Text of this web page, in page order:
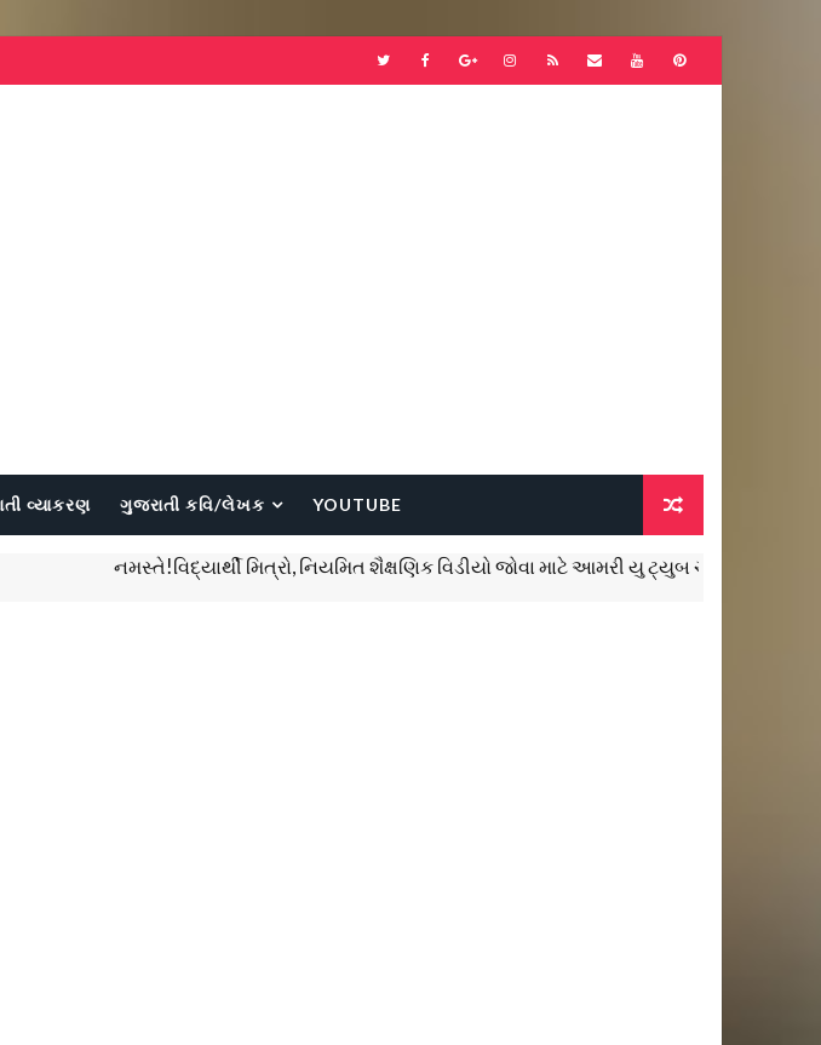
વ્યાકરણ ગુજરાતી કવિ/લેખક YOUTUBE
નમસ્તે!વિદ્યાર્થી મિત્રો, નિયમિત શૈક્ષણિક વિડીયો જોવા માટે આમરી યુ ટ્યુબ ચેનલ Education